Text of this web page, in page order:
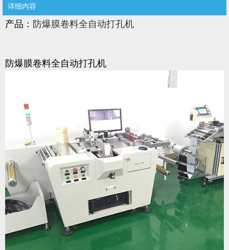
详细内容
产品： 防爆膜卷料全自动打孔机
防爆膜卷料全自动打孔机